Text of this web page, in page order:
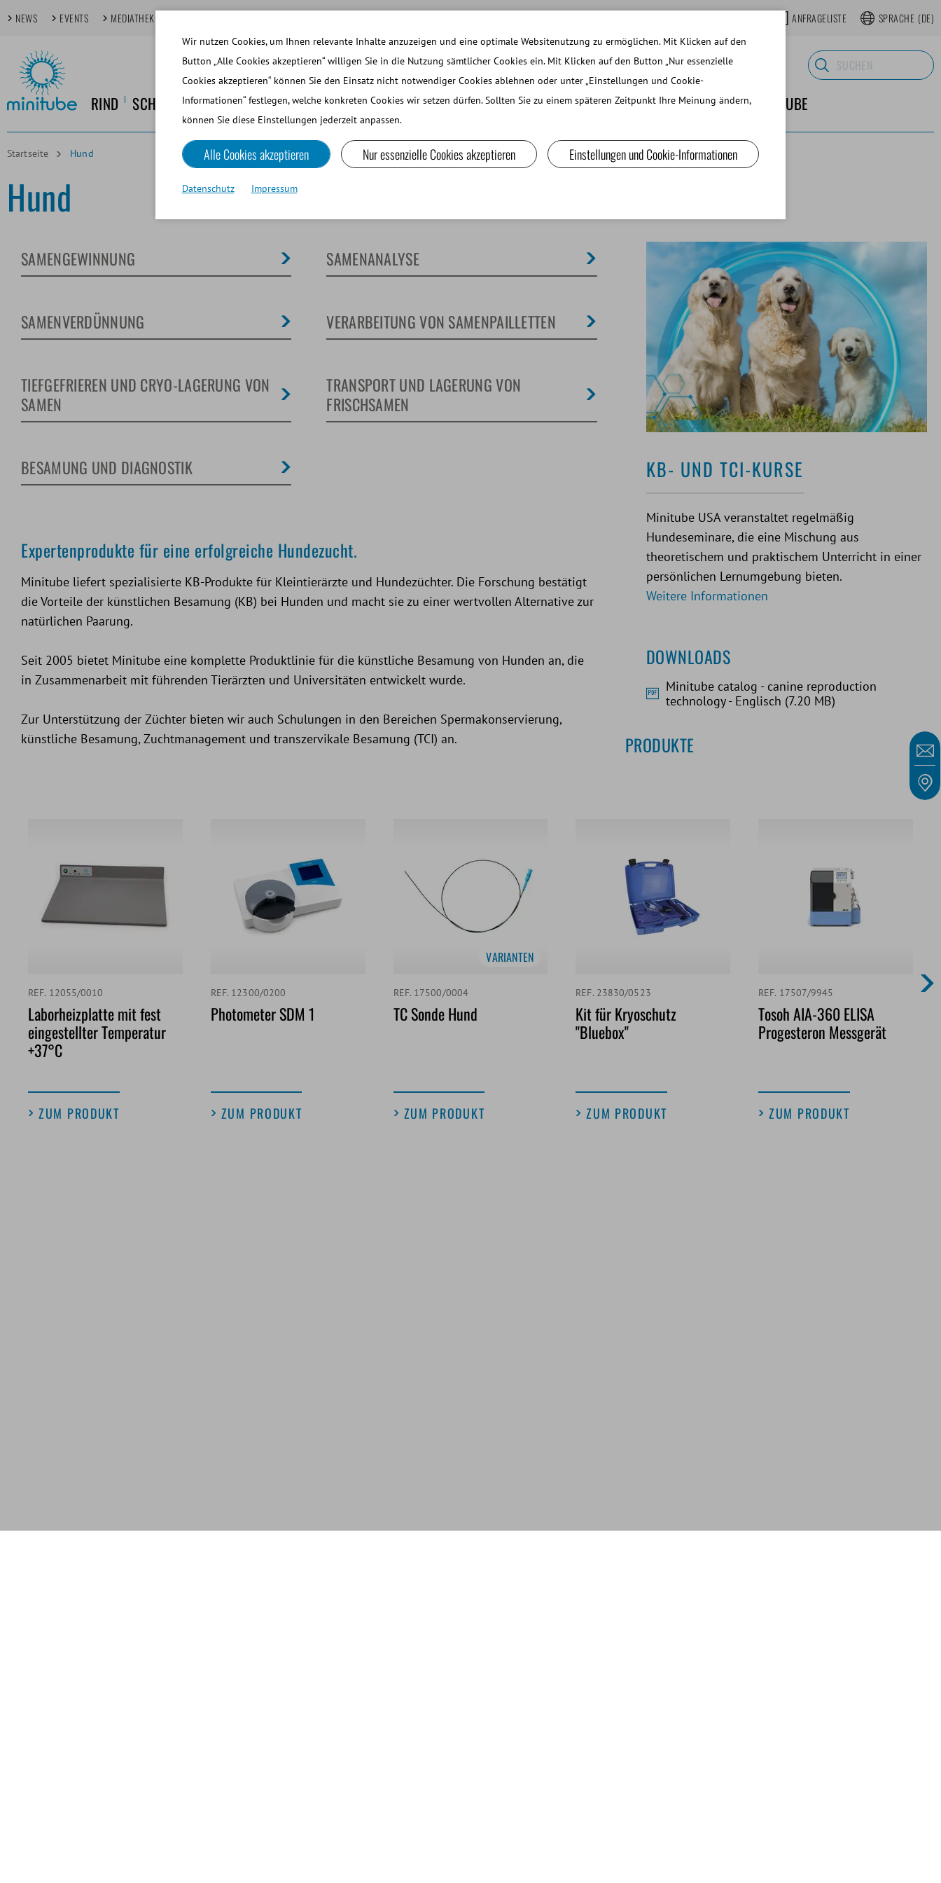
NEWS EVENTS MEDIATHEK ANFRAGELISTE SPRACHE (DE)
RIND SCHWEIN PFERD HUND KLEINE WIEDERKÄUER UND KAMELIDE LABORGERÄTE UND LABORBEDARF ÜBER MINITUBE
Startseite Hund
Hund
SAMENGEWINNUNG SAMENANALYSE
SAMENVERDÜNNUNG VERARBEITUNG VON SAMENPAILLETTEN
TIEFGEFRIEREN UND CRYO-LAGERUNG VON
SAMEN
TRANSPORT UND LAGERUNG VON
FRISCHSAMEN
BESAMUNG UND DIAGNOSTIK
Expertenprodukte für eine erfolgreiche Hundezucht.
Minitube liefert spezialisierte KB-Produkte für Kleintierärzte und Hundezüchter. Die Forschung bestätigt
die Vorteile der künstlichen Besamung (KB) bei Hunden und macht sie zu einer wertvollen Alternative zur
natürlichen Paarung.
Seit 2005 bietet Minitube eine komplette Produktlinie für die künstliche Besamung von Hunden an, die
in Zusammenarbeit mit führenden Tierärzten und Universitäten entwickelt wurde.
Zur Unterstützung der Züchter bieten wir auch Schulungen in den Bereichen Spermakonservierung,
künstliche Besamung, Zuchtmanagement und transzervikale Besamung (TCI) an.
KB- UND TCI-KURSE
Minitube USA veranstaltet regelmäßig
Hundeseminare, die eine Mischung aus
theoretischem und praktischem Unterricht in einer
persönlichen Lernumgebung bieten.
Weitere Informationen
DOWNLOADS
Minitube catalog - canine reproduction
technology - Englisch (7.20 MB)
PRODUKTE
REF. 12055/0010
Laborheizplatte mit fest
eingestellter Temperatur
+37°C
ZUM PRODUKT
REF. 12300/0200
Photometer SDM 1
ZUM PRODUKT
VARIANTEN
REF. 17500/0004
TC Sonde Hund
ZUM PRODUKT
REF. 23830/0523
Kit für Kryoschutz
"Bluebox"
ZUM PRODUKT
REF. 17507/9945
Tosoh AIA-360 ELISA
Progesteron Messgerät
ZUM PRODUKT
Wir nutzen Cookies, um Ihnen relevante Inhalte anzuzeigen und eine optimale Websitenutzung zu ermöglichen. Mit Klicken auf den
Button „Alle Cookies akzeptieren“ willigen Sie in die Nutzung sämtlicher Cookies ein. Mit Klicken auf den Button „Nur essenzielle
Cookies akzeptieren“ können Sie den Einsatz nicht notwendiger Cookies ablehnen oder unter „Einstellungen und Cookie-
Informationen“ festlegen, welche konkreten Cookies wir setzen dürfen. Sollten Sie zu einem späteren Zeitpunkt Ihre Meinung ändern,
können Sie diese Einstellungen jederzeit anpassen.
Alle Cookies akzeptieren Nur essenzielle Cookies akzeptieren Einstellungen und Cookie-Informationen
Datenschutz Impressum